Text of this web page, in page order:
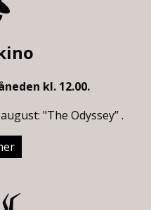
kl. 12.00.
"The Odyssey” .